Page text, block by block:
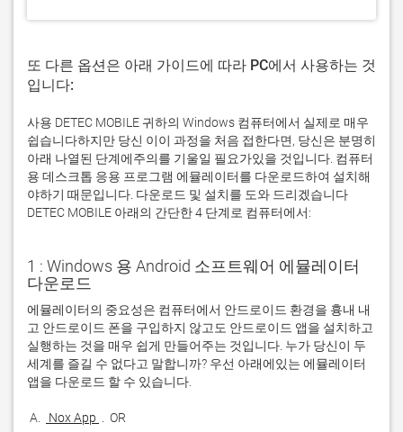
또 다른 옵션은 아래 가이드에 따라 PC에서 사용하는 것
입니다:
사용 DETEC MOBILE 귀하의 Windows 컴퓨터에서 실제로 매우
쉽습니다하지만 당신 이이 과정을 처음 접한다면, 당신은 분명히
아래 나열된 단계에주의를 기울일 필요가있을 것입니다. 컴퓨터
용 데스크톱 응용 프로그램 에뮬레이터를 다운로드하여 설치해
야하기 때문입니다. 다운로드 및 설치를 도와 드리겠습니다
DETEC MOBILE 아래의 간단한 4 단계로 컴퓨터에서:
1 : Windows 용 Android 소프트웨어 에뮬레이터
다운로드
에뮬레이터의 중요성은 컴퓨터에서 안드로이드 환경을 흉내 내
고 안드로이드 폰을 구입하지 않고도 안드로이드 앱을 설치하고
실행하는 것을 매우 쉽게 만들어주는 것입니다. 누가 당신이 두
세계를 즐길 수 없다고 말합니까? 우선 아래에있는 에뮬레이터
A. Nox App